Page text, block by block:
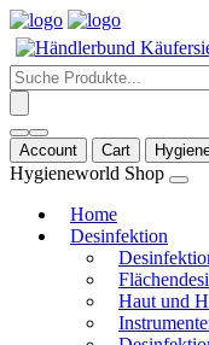
Products
search
Account Cart
Hygieneworld Shop
Home
Desinfektion
Haut und